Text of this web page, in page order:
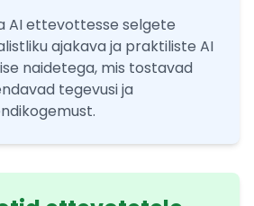
AI ettevottesse selgete
ajakava ja praktiliste AI
naidetega, mis tostavad
tegevusi ja